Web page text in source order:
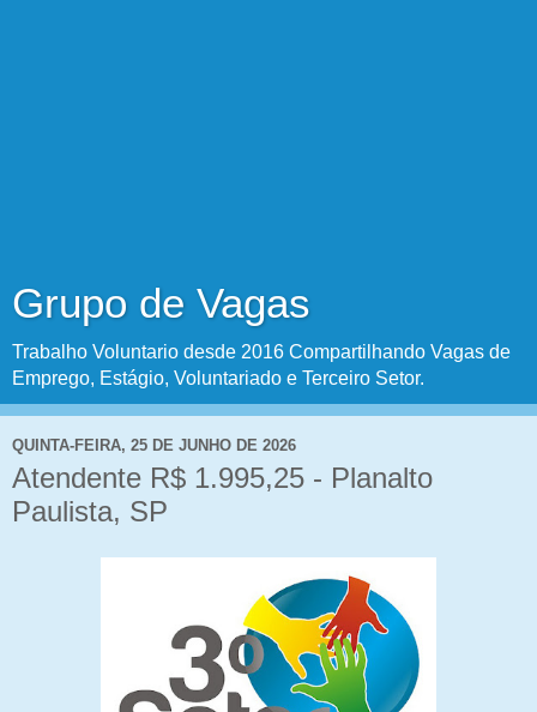
Grupo de Vagas
Trabalho Voluntario desde 2016 Compartilhando Vagas de
Emprego, Estágio, Voluntariado e Terceiro Setor.
QUINTA-FEIRA, 25 DE JUNHO DE 2026
Atendente R$ 1.995,25 - Planalto
Paulista, SP